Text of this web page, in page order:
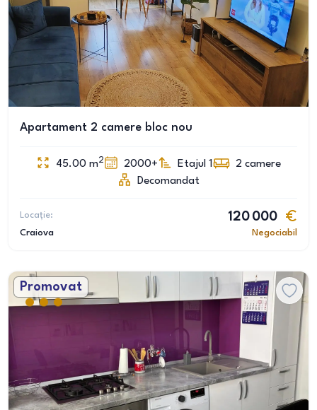
Apartament 2 camere bloc nou
45.00 m2 2000+ Etajul 1 2 camere
Decomandat
Locație:
Craiova
120 000
Negociabil
Promovat